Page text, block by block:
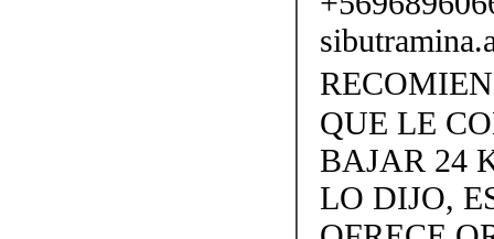
QUE LE
BAJAR 24
LO DIJO,